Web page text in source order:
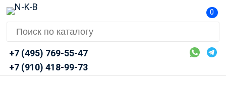
0
+7 (495) 769-55-47
+7 (910) 418-99-73